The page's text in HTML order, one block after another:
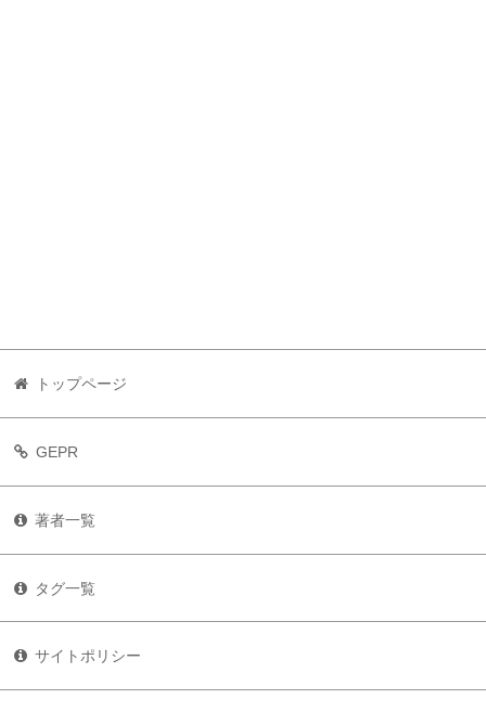
トップページ
GEPR
著者一覧
タグ一覧
サイトポリシー